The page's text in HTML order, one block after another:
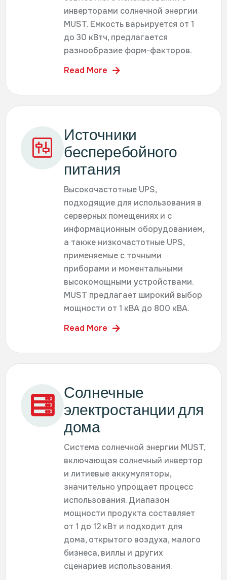
инверторами солнечной энергии
MUST. Емкость варьируется от 1
до 30 кВтч, предлагается
разнообразие форм-факторов.
Read More
Источники
бесперебойного
питания
Высокочастотные UPS,
подходящие для использования в
серверных помещениях и с
информационным оборудованием,
а также низкочастотные UPS,
применяемые с точными
приборами и моментальными
высокомощными устройствами.
MUST предлагает широкий выбор
мощности от 1 кВА до 800 кВА.
Read More
Солнечные
электростанции для
дома
Система солнечной энергии MUST,
включающая солнечный инвертор
и литиевые аккумуляторы,
значительно упрощает процесс
использования. Диапазон
мощности продукта составляет
от 1 до 12 кВт и подходит для
дома, открытого воздуха, малого
бизнеса, виллы и других
сценариев использования.